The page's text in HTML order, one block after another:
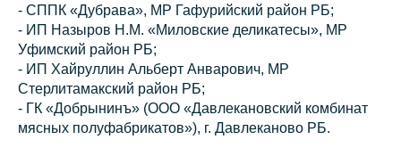
- СППК «Дубрава», МР Гафурийский район РБ;
- ИП Назыров Н.М. «Миловские деликатесы», МР
Уфимский район РБ;
- ИП Хайруллин Альберт Анварович, МР
Стерлитамакский район РБ;
- ГК «Добрынинъ» (ООО «Давлекановский комбинат
мясных полуфабрикатов»), г. Давлеканово РБ.